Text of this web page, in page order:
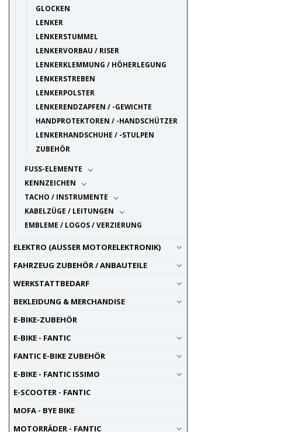
GLOCKEN
LENKER
LENKERSTUMMEL
LENKERVORBAU / RISER
LENKERKLEMMUNG / HÖHERLEGUNG
LENKERSTREBEN
LENKERPOLSTER
LENKERENDZAPFEN / -GEWICHTE
HANDPROTEKTOREN / -HANDSCHÜTZER
LENKERHANDSCHUHE / -STULPEN
ZUBEHÖR
FUSS-ELEMENTE
KENNZEICHEN
TACHO / INSTRUMENTE
KABELZÜGE / LEITUNGEN
EMBLEME / LOGOS / VERZIERUNG
ELEKTRO (AUSSER MOTORELEKTRONIK)
FAHRZEUG ZUBEHÖR / ANBAUTEILE
WERKSTATTBEDARF
BEKLEIDUNG & MERCHANDISE
E-BIKE-ZUBEHÖR
E-BIKE - FANTIC
FANTIC E-BIKE ZUBEHÖR
E-BIKE - FANTIC ISSIMO
E-SCOOTER - FANTIC
MOFA - BYE BIKE
MOTORRÄDER - FANTIC